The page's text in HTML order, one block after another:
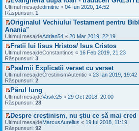
i
t
i
t
j
n
e
c
i
t
i
t
m
e
s
a
j
n
e
c
i
t
i
t
m
u
l
m
e
s
a
n
e
c
i
t
i
t
u
l
t
i
m
u
l
m
e
s
a
j
n
e
c
i
t
t
V
e
z
i
u
l
t
m
u
l
m
e
s
a
j
n
e
c
i
t
i
Ultimul mesajdedimitrie « 04 Iun 2020, 14:52
Răspunsuri: 1
V
e
z
i
u
l
t
m
u
l
m
e
s
a
n
e
Originalul Vechiului Testament pentru
Anania"
Ultimul mesajdeAdrian54 « 20 Mar 2019, 22:19
V
e
z
u
l
t
i
m
u
l
m
e
s
Fratii lui Iisus Hristos/ Isus Cristos
Ultimul mesajdeConstantinos « 16 Feb 2019, 21:23
Răspunsuri: 3
V
e
z
u
l
i
m
u
Psalmii Explicatii verset cu verset
Ultimul mesajdeCrestinismAutentic « 23 Ian 2019, 19:42
Răspunsuri: 2
V
e
i
u
l
Părul lung
Ultimul mesajdeVasile25 « 29 Oct 2018, 20:00
Răspunsuri: 28
V
e
Despre creştinism, nu ştiu ce să mai cred
Ultimul mesajdeMarcusAurelius « 19 Iul 2018, 11:19
Răspunsuri: 92